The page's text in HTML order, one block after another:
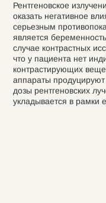
Рентгеновское
оказать негативное
серьезным
является
случае контрастных
что у пациента нет
контрастирующих
аппараты
дозы рентгеновских
укладывается в рамки